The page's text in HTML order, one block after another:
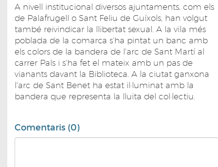
A nivell institucional diversos ajuntaments, com els
de Palafrugell o Sant Feliu de Guíxols, han volgut
també reivindicar la llibertat sexual. A la vila més
poblada de la comarca s'ha pintat un banc amb
els colors de la bandera de l'arc de Sant Martí al
carrer Pals i s'ha fet el mateix amb un pas de
vianants davant la Biblioteca. A la ciutat ganxona
l'arc de Sant Benet ha estat il·luminat amb la
bandera que representa la lluita del col·lectiu.
Comentaris (0)